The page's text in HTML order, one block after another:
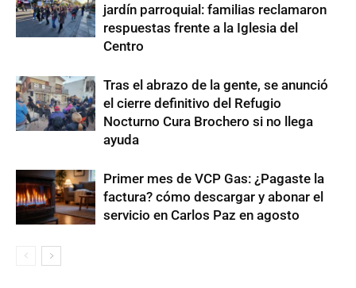
jardín parroquial: familias reclamaron
respuestas frente a la Iglesia del
Centro
Tras el abrazo de la gente, se anunció
el cierre definitivo del Refugio
Nocturno Cura Brochero si no llega
ayuda
Primer mes de VCP Gas: ¿Pagaste la
factura? cómo descargar y abonar el
servicio en Carlos Paz en agosto